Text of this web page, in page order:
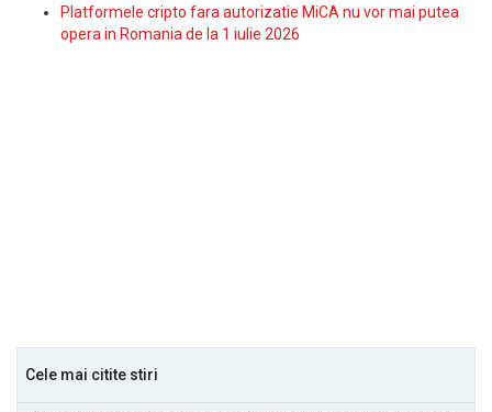
Platformele cripto fara autorizatie MiCA nu vor mai putea
opera in Romania de la 1 iulie 2026
Cele mai citite stiri